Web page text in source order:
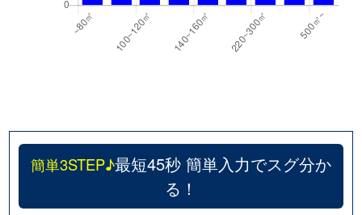
簡単3STEP♪最短45秒 簡単入力でスグ分か
る！